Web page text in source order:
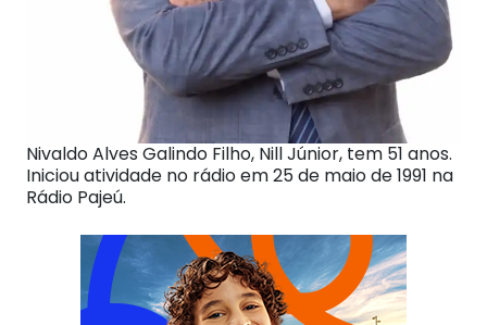
Nivaldo Alves Galindo Filho, Nill Júnior, tem 51 anos.
Iniciou atividade no rádio em 25 de maio de 1991 na
Rádio Pajeú.